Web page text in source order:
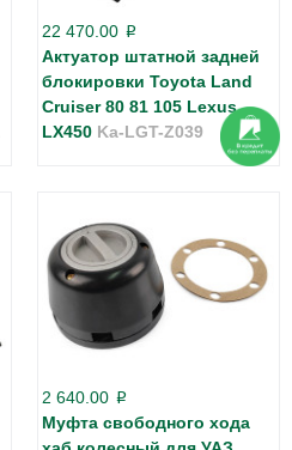
22 470.00 p
Актуатор штатной задней
блокировки Toyota Land
Cruiser 80 81 105 Lexus
LX450 Ka-LGT-Z039
2 640.00 p
Муфта свободного хода